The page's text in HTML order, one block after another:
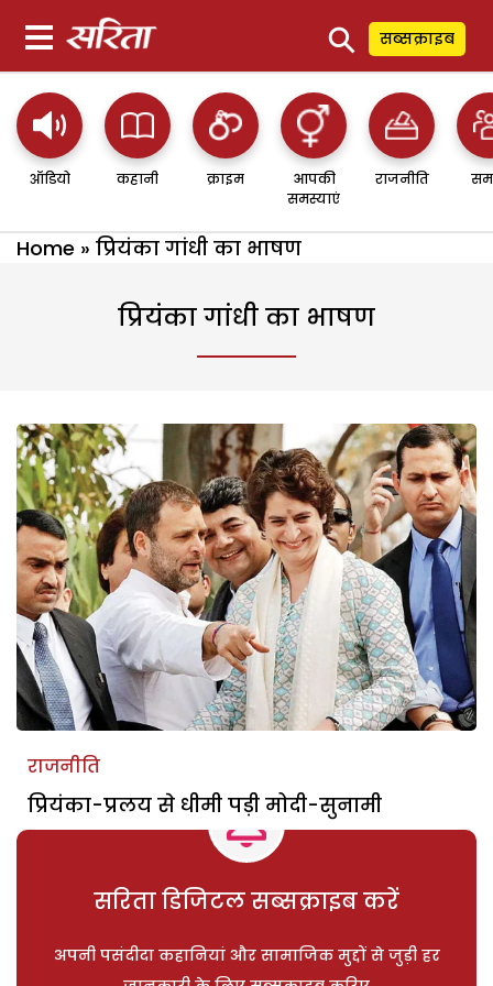
⚲ सब्सक्राइब
ऑडियो कहानी क्राइम
आपकी
समस्याएं
राजनीति
Home » प्रियंका गांधी का भाषण
प्रियंका गांधी का भाषण
राजनीति
प्रियंका-प्रलय से धीमी पड़ी मोदी-सुनामी
सरिता डिजिटल सब्सक्राइब करें
अपनी पसंदीदा कहानियां और सामाजिक मुद्दों से जुड़ी हर